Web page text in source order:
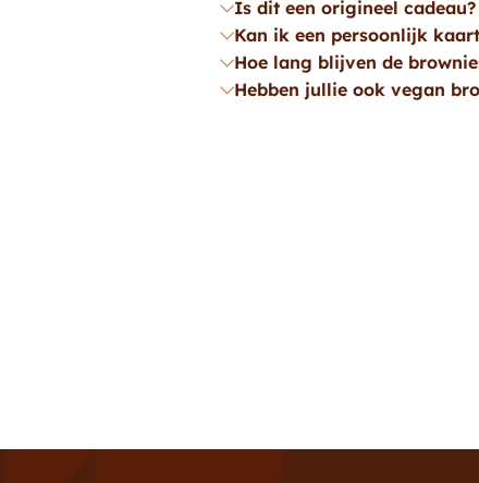
Is dit een origineel cadeau?
Kan ik een persoonlijk
Hoe lang blijven de
Hebben jullie ook vegan